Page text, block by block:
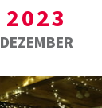
2023
DEZEMBER